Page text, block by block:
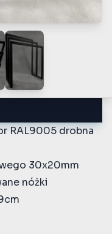
RAL9005 drobna
30x20mm
nóżki